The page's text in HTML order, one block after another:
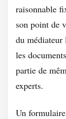
raisonnable
son point de
du médiateur
les
partie de
experts.
Un